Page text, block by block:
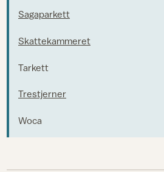
Sagaparkett
Skattekammeret
Tarkett
Trestjerner
Woca